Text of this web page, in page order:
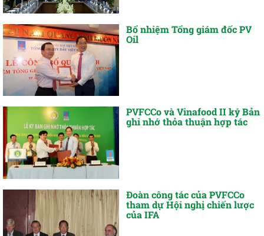
Bổ nhiệm Tổng giám đốc PV
Oil
PVFCCo và Vinafood II ký Bản
ghi nhớ thỏa thuận hợp tác
Đoàn công tác của PVFCCo
tham dự Hội nghị chiến lược
của IFA